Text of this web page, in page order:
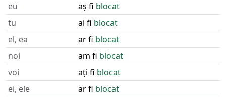
eu aș fi blocat
tu
ai fi blocat
el, ea
ar fi blocat
noi
am fi blocat
voi
ați fi blocat
ei, ele
ar fi blocat